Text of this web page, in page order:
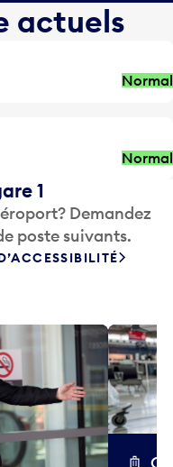
actuels
Normal
Normal
1
Demandez
poste suivants.